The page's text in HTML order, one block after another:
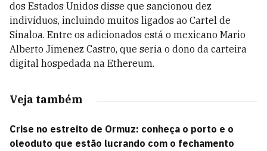
dos Estados Unidos disse que sancionou dez
indivíduos, incluindo muitos ligados ao Cartel de
Sinaloa. Entre os adicionados está o mexicano Mario
Alberto Jimenez Castro, que seria o dono da carteira
digital hospedada na Ethereum.
Veja também
Crise no estreito de Ormuz: conheça o porto e o
oleoduto que estão lucrando com o fechamento